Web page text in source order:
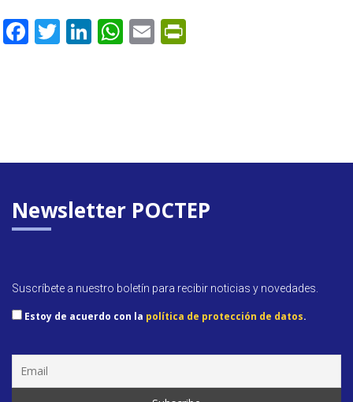
F
o
T Li
n
W
p
E
n
y
Newsletter POCTEP
Suscríbete a nuestro boletín para recibir noticias y novedades.
Estoy de acuerdo con la política de protección de datos.